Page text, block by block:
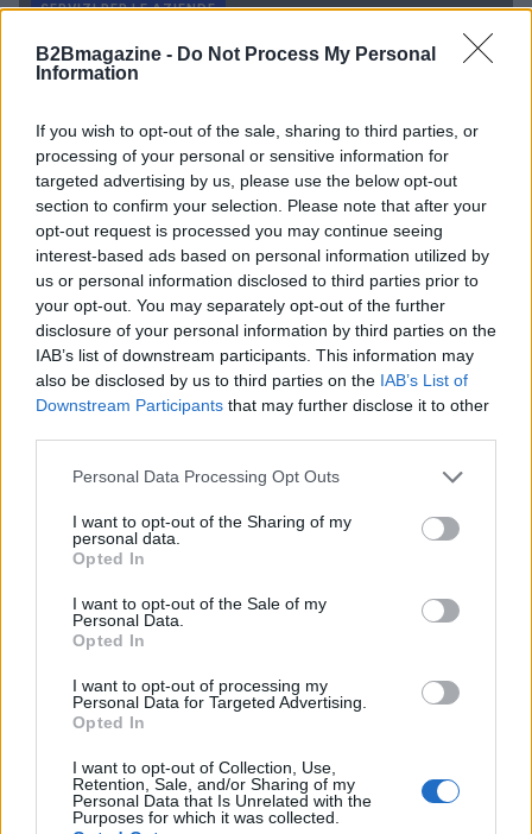
B2Bmagazine - Do Not Process My Personal
Information
If you wish to opt-out of the sale, sharing to third parties, or
processing of your personal or sensitive information for
targeted advertising by us, please use the below opt-out
section to confirm your selection. Please note that after your
opt-out request is processed you may continue seeing
interest-based ads based on personal information utilized by
us or personal information disclosed to third parties prior to
your opt-out. You may separately opt-out of the further
disclosure of your personal information by third parties on the
IAB’s list of downstream participants. This information may
also be disclosed by us to third parties on the IAB’s List of
Downstream Participants that may further disclose it to other
Please note that this website/app uses one or more Google
not limited to your visit or usage behaviour. You may click to
grant or deny consent to Google and its third-party tags to
use your data for below specified purposes in below Google
consent section.
Personal Data Processing Opt Outs
I want to opt-out of the Sharing of my
personal data.
Opted In
I want to opt-out of the Sale of my
Personal Data.
Opted In
I want to opt-out of processing my
Personal Data for Targeted Advertising.
Opted In
I want to opt-out of Collection, Use,
Retention, Sale, and/or Sharing of my
Personal Data that Is Unrelated with the
Purposes for which it was collected.
SERVIZI PER LE AZIENDE
per imprese e lavoratori
Scopri come la legge sulla partecipazione può trasformare il
Redazione · 2 Mar 2025